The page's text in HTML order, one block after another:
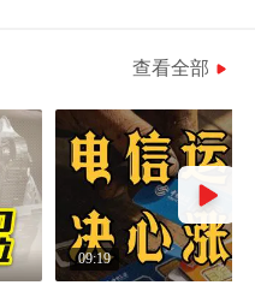
查看全部
09:19